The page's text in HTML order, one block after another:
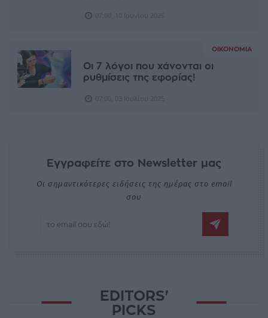
ΟΙΚΟΝΟΜΊΑ
Οι 7 λόγοι που χάνονται οι
ρυθμίσεις της εφορίας!
Εγγραφείτε στο Newsletter μας
Οι σημαντικότερες ειδήσεις της ημέρας στο email
σου
EDITORS'
PICKS